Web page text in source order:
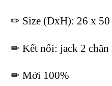
✏ Size (DxH): 26 x 50
✏ Kết nối: jack 2 chân
✏ Mới 100%